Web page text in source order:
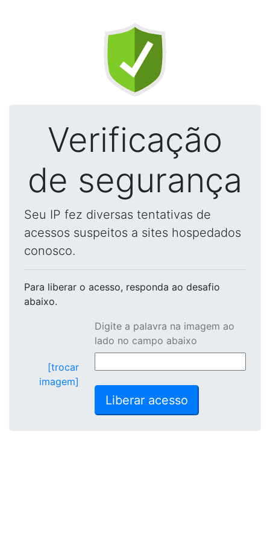
Verificação
de segurança
Seu IP fez diversas tentativas de
acessos suspeitos a sites hospedados
conosco.
Para liberar o acesso, responda ao desafio
abaixo.
[trocar
imagem]
Digite a palavra na imagem ao
lado no campo abaixo